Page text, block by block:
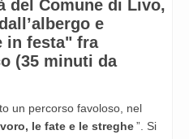
del Comune di Livo,
e
in festa" fra
(35 minuti da
un percorso favoloso, nel
le fate e le streghe ”. Si